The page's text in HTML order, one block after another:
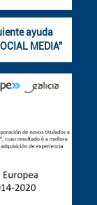
ayuda
MEDIA"